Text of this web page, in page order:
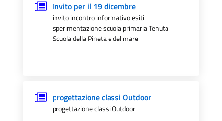
Invito per il 19 dicembre
invito incontro informativo esiti
sperimentazione scuola primaria Tenuta
Scuola della Pineta e del mare
progettazione classi Outdoor
progettazione classi Outdoor